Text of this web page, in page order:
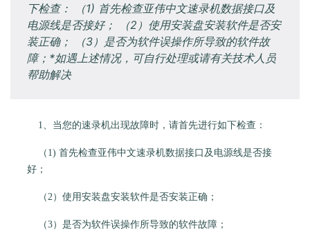
下检查： （1) 首先检查亚伟中文速录机数据接口及
电源线是否接好； （2）使用安装盘安装软件是否安
装正确； （3）是否为软件误操作所导致的软件故
障；*如遇上述情况，可自行处理或请有关技术人员
帮助解决
1、当您的速录机出现故障时，请首先进行如下检查：
（1) 首先检查亚伟中文速录机数据接口及电源线是否接
好；
（2）使用安装盘安装软件是否安装正确；
（3）是否为软件误操作所导致的软件故障；